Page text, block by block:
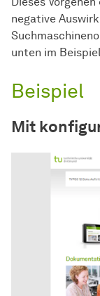
negative
unten im
Beispiel
Mit